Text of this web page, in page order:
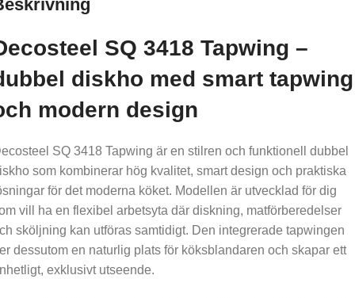
SQ 3418 Tapwing –
diskho med smart tapwing
modern design
SQ 3418 Tapwing är en stilren och funktionell dubbel
som kombinerar hög kvalitet, smart design och praktiska
för det moderna köket. Modellen är utvecklad för dig
vill ha en flexibel arbetsyta där diskning, matförberedelser
sköljning kan utföras samtidigt. Den integrerade tapwingen
dessutom en naturlig plats för köksblandaren och skapar ett
exklusivt utseende.